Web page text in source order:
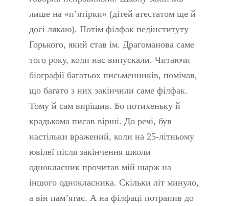
лише на «п’ятірки» (дітей атестатом ще й
досі лякаю). Потім філфак педінституту
Горького, який став ім. Драгоманова саме
того року, коли нас випускали. Читаючи
біографії багатьох письменників, помічав,
що багато з них закінчили саме філфак.
Тому й сам вирішив. Бо потихеньку й
крадькома писав вірші. До речі, був
настільки вражений, коли на 25-літньому
ювілеї після закінчення школи
однокласник прочитав мій шарж на
іншого однокласника. Скільки літ минуло,
а він пам’ятає. А на філфаці потрапив до